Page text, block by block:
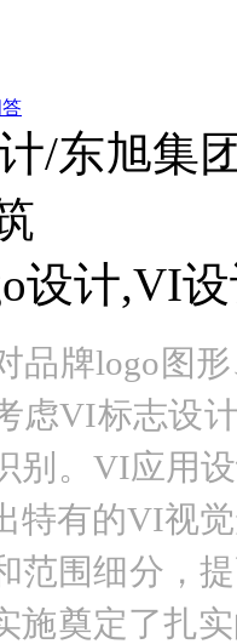
/东旭集
设计,VI
品牌logo图
虑VI标志设
别。VI应用
特有的VI视
范围细分，
施奠定了扎